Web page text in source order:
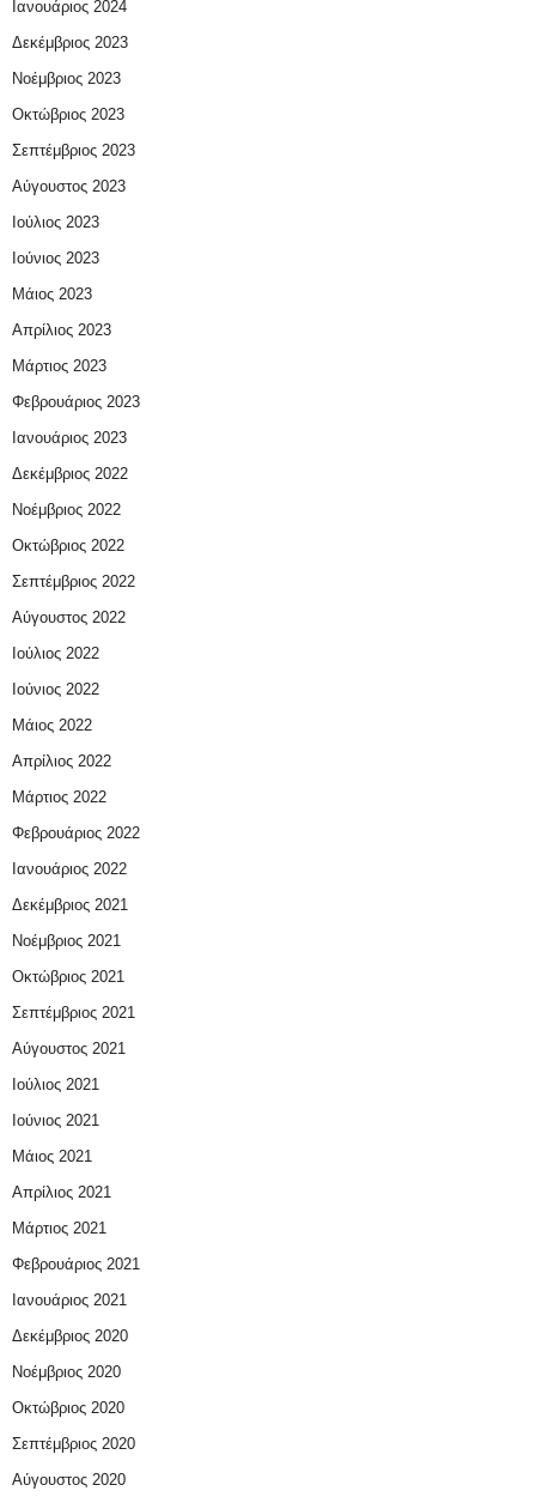
Ιανουάριος 2024
Δεκέμβριος 2023
Νοέμβριος 2023
Οκτώβριος 2023
Σεπτέμβριος 2023
Αύγουστος 2023
Ιούλιος 2023
Ιούνιος 2023
Μάιος 2023
Απρίλιος 2023
Μάρτιος 2023
Φεβρουάριος 2023
Ιανουάριος 2023
Δεκέμβριος 2022
Νοέμβριος 2022
Οκτώβριος 2022
Σεπτέμβριος 2022
Αύγουστος 2022
Ιούλιος 2022
Ιούνιος 2022
Μάιος 2022
Απρίλιος 2022
Μάρτιος 2022
Φεβρουάριος 2022
Ιανουάριος 2022
Δεκέμβριος 2021
Νοέμβριος 2021
Οκτώβριος 2021
Σεπτέμβριος 2021
Αύγουστος 2021
Ιούλιος 2021
Ιούνιος 2021
Μάιος 2021
Απρίλιος 2021
Μάρτιος 2021
Φεβρουάριος 2021
Ιανουάριος 2021
Δεκέμβριος 2020
Νοέμβριος 2020
Οκτώβριος 2020
Σεπτέμβριος 2020
Αύγουστος 2020